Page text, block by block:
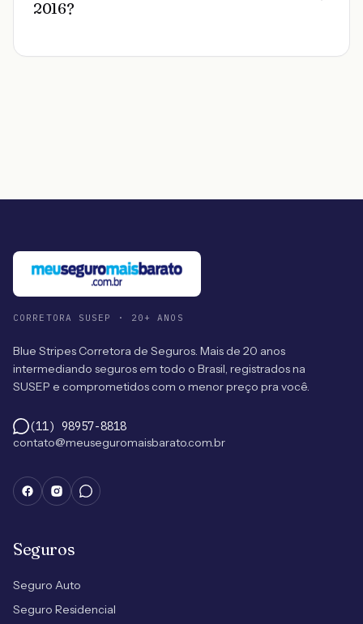
2016?
CORRETORA SUSEP · 20+ ANOS
Blue Stripes Corretora de Seguros. Mais de 20 anos
intermediando seguros em todo o Brasil, registrados na
SUSEP e comprometidos com o menor preço pra você.
(11) 98957-8818
contato@meuseguromaisbarato.com.br
Seguros
Seguro Auto
Seguro Residencial